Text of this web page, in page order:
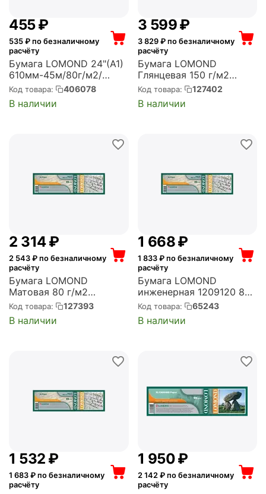
‍455‍₽
535 ₽ по безналичному
расчёту
Бумага LOMOND 24"(A1)
610мм-45м/80г/м2/
белый матовое для
струйной печати
втулка:50.8мм (2")
Код товара: 406078
В наличии
3 599₽
3 829₽ по безналичному
расчёту
Бумага LOMOND
Глянцевая 150 г/м2
(1067*30*50,8)
(1204033)
Код товара: 127402
В наличии
2 314₽
2 543 ₽ по безналичному
расчёту
Бумага LOMOND
Матовая 80 г/м2
914*175м*76 Standart
(1209132)
Код товара: 127393
В наличии
1 668₽
1 833₽ по безналичному
расчёту
Бумага LOMOND
инженерная 1209120 80
г/м2, 594мм*175м*76
матовая (1209128)
Код товара: 65243
В наличии
1 532 ₽
1 683 ₽ по безналичному
расчёту
1 950₽
2 142 ₽ по безналичному
расчёту